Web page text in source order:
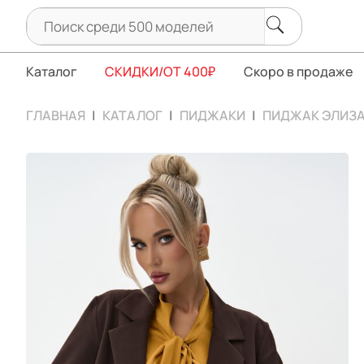
Каталог СКИДКИ/ОТ 400₽ Скоро в продаже
ГЛАВНАЯ КАТАЛОГ ПИДЖАКИ ПИДЖАК